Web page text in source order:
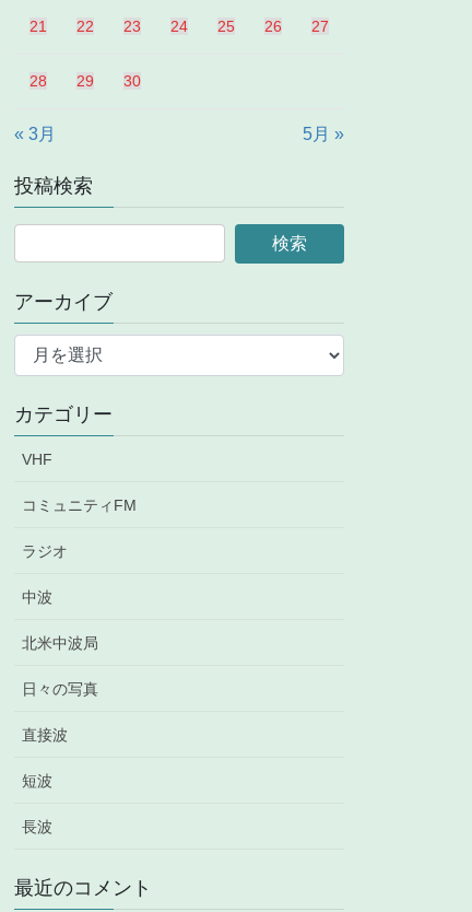
21 22 23 24 25 26 27
28 29 30
« 3月 5月 »
投稿検索
アーカイブ
ア
イ
ブ
カテゴリー
VHF
コミュニティFM
ラジオ
中波
北米中波局
日々の写真
直接波
短波
長波
最近のコメント